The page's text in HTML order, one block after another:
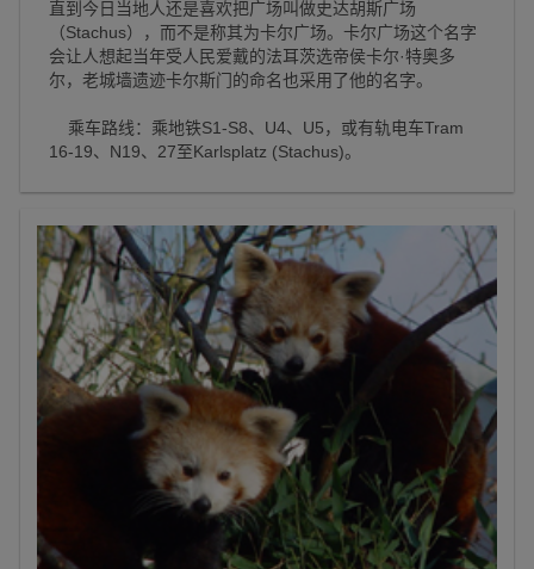
直到今日当地人还是喜欢把广场叫做史达胡斯广场
（Stachus），而不是称其为卡尔广场。卡尔广场这个名字
会让人想起当年受人民爱戴的法耳茨选帝侯卡尔·特奥多
尔，老城墙遗迹卡尔斯门的命名也采用了他的名字。
乘车路线：乘地铁S1-S8、U4、U5，或有轨电车Tram
16-19、N19、27至Karlsplatz (Stachus)。